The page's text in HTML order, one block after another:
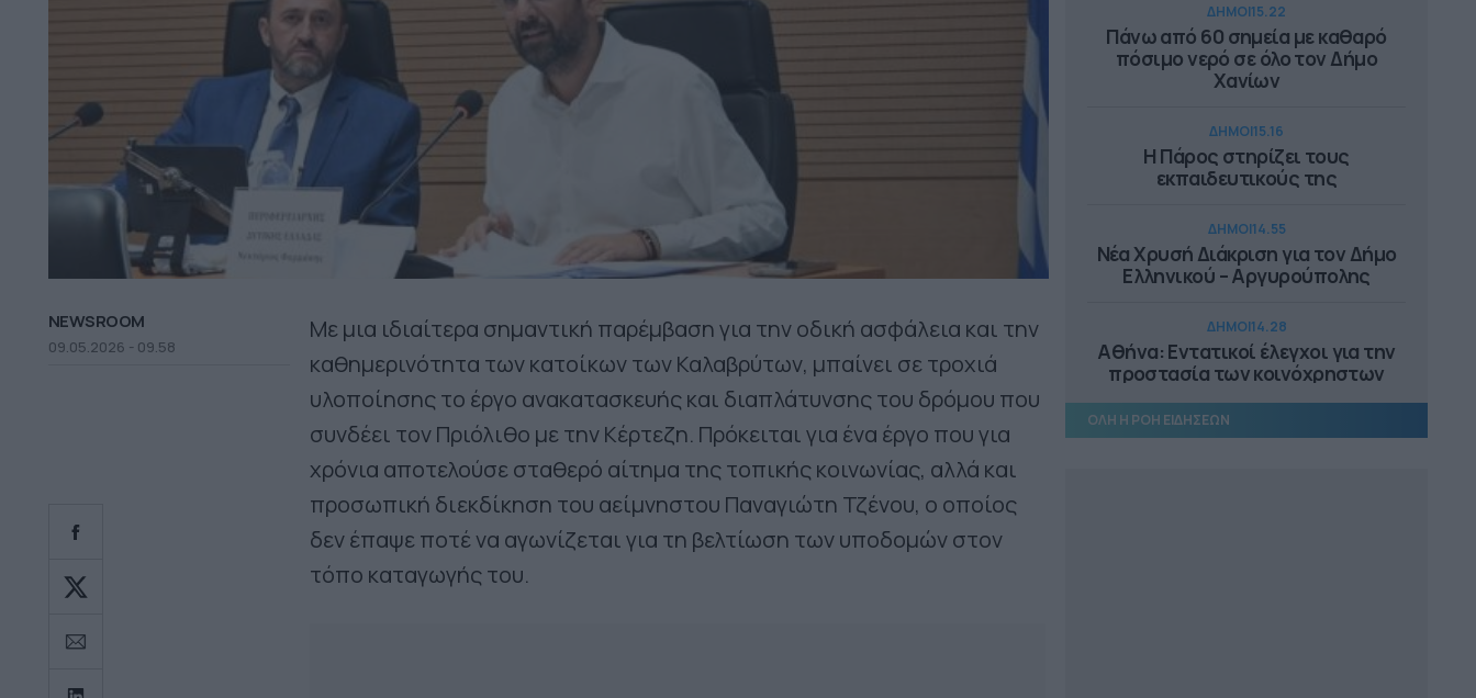
NEWSROOM
09.05.2026 - 09.58
Με μια ιδιαίτερα σημαντική παρέμβαση για την οδική ασφάλεια και την
καθημερινότητα των κατοίκων των Καλαβρύτων, μπαίνει σε τροχιά
υλοποίησης το έργο ανακατασκευής και διαπλάτυνσης του δρόμου που
συνδέει τον Πριόλιθο με την Κέρτεζη. Πρόκειται για ένα έργο που για
χρόνια αποτελούσε σταθερό αίτημα της τοπικής κοινωνίας, αλλά και
προσωπική διεκδίκηση του αείμνηστου Παναγιώτη Τζένου, ο οποίος
δεν έπαψε ποτέ να αγωνίζεται για τη βελτίωση των υποδομών στον
τόπο καταγωγής του.
ΔΗΜΟΙ15.22
Πάνω από 60 σημεία με καθαρό
πόσιμο νερό σε όλο τον Δήμο
Χανίων
ΔΗΜΟΙ15.16
Η Πάρος στηρίζει τους
εκπαιδευτικούς της
ΔΗΜΟΙ14.55
Νέα Χρυσή Διάκριση για τον Δήμο
Ελληνικού – Αργυρούπολης
ΔΗΜΟΙ14.28
Αθήνα: Εντατικοί έλεγχοι για την
προστασία των κοινόχρηστων
ΟΛΗ Η ΡΟΗ ΕΙΔΗΣΕΩΝ